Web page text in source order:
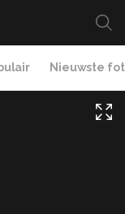
Nieuwste